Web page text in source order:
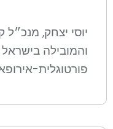
יוסי יצחק, מנכ״ל
והמובילה
פורטוגלית-